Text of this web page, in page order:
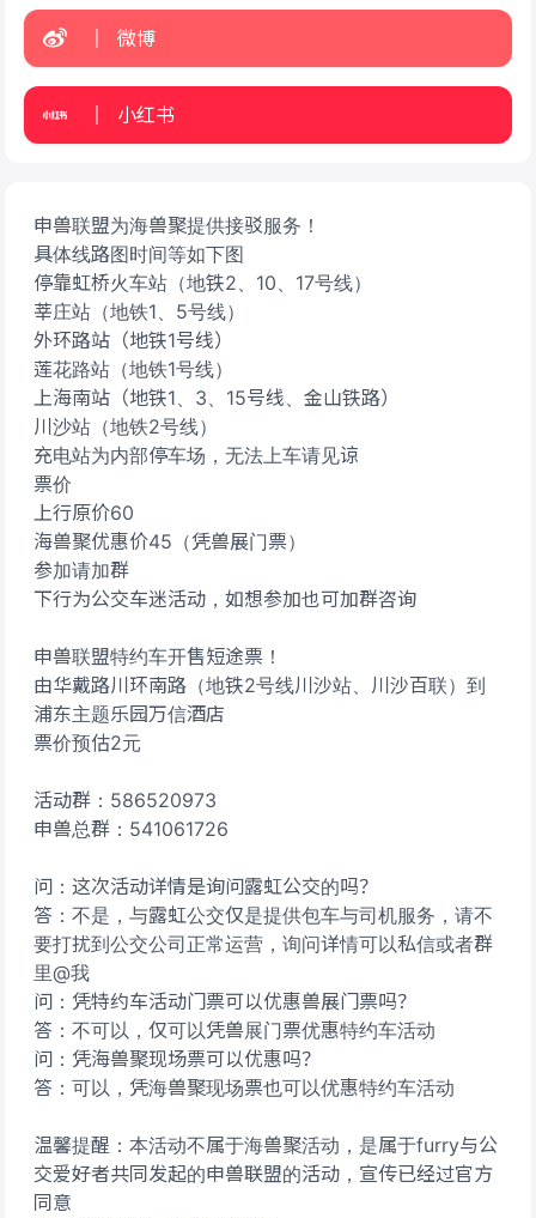
申兽联盟为海兽聚提供接驳服务！
具体线路图时间等如下图
停靠虹桥火车站（地铁2、10、17号线）
莘庄站（地铁1、5号线）
外环路站（地铁1号线）
莲花路站（地铁1号线）
上海南站（地铁1、3、15号线、金山铁路）
川沙站（地铁2号线）
充电站为内部停车场，无法上车请见谅
票价
上行原价60
海兽聚优惠价45（凭兽展门票）
参加请加群
下行为公交车迷活动，如想参加也可加群咨询
申兽联盟特约车开售短途票！
由华戴路川环南路（地铁2号线川沙站、川沙百联）到
浦东主题乐园万信酒店
票价预估2元
活动群：586520973
申兽总群：541061726
问：这次活动详情是询问露虹公交的吗？
答：不是，与露虹公交仅是提供包车与司机服务，请不
要打扰到公交公司正常运营，询问详情可以私信或者群
里@我
问：凭特约车活动门票可以优惠兽展门票吗？
答：不可以，仅可以凭兽展门票优惠特约车活动
问：凭海兽聚现场票可以优惠吗？
答：可以，凭海兽聚现场票也可以优惠特约车活动
温馨提醒：本活动不属于海兽聚活动，是属于furry与公
交爱好者共同发起的申兽联盟的活动，宣传已经过官方
同意
微博
小红书